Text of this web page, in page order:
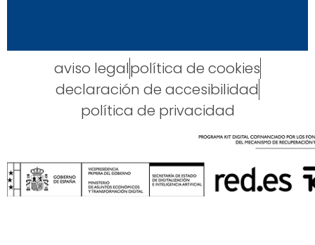
aviso legalpolítica de cookies
declaración de accesibilidad
política de privacidad